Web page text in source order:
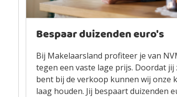
Bespaar duizenden euro's
Bij Makelaarsland profiteer je van
tegen een vaste lage prijs. Doordat jij
bent bij de verkoop kunnen wij onze
laag houden. Jij bespaart duizenden